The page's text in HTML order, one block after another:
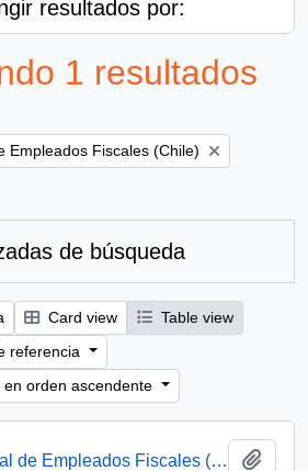
resultados por:
1 resultados
Empleados Fiscales (Chile)
de búsqueda
Card view
Table view
referencia
en orden ascendente
Agrupación Nacional de Empleados Fiscales (ANEF)